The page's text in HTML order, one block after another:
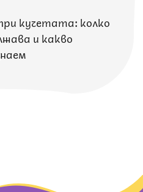
кучетата: колко
и какво